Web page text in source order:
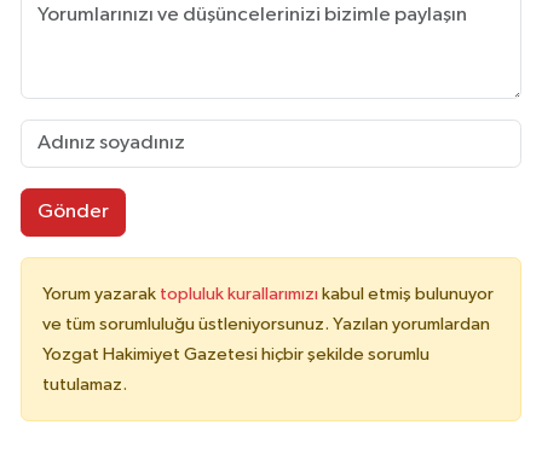
Gönder
Yorum yazarak topluluk kurallarımızı kabul etmiş bulunuyor
ve tüm sorumluluğu üstleniyorsunuz. Yazılan yorumlardan
Yozgat Hakimiyet Gazetesi hiçbir şekilde sorumlu
tutulamaz.